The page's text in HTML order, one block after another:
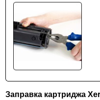
Заправка картриджа